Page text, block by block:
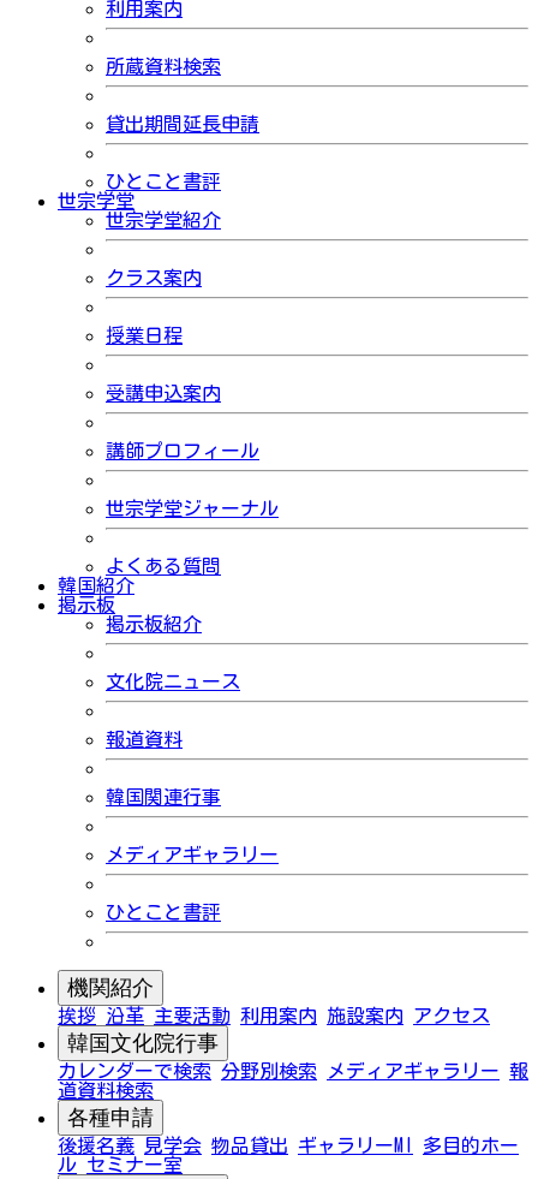
利用案内
所蔵資料検索
貸出期間延長申請
ひとこと書評
世宗学堂
世宗学堂紹介
クラス案内
授業日程
受講申込案内
講師プロフィール
世宗学堂ジャーナル
よくある質問
韓国紹介
掲示板
掲示板紹介
文化院ニュース
報道資料
韓国関連行事
メディアギャラリー
ひとこと書評
機関紹介
挨拶 沿革 主要活動 利用案内 施設案内 アクセス
韓国文化院行事
カレンダーで検索 分野別検索 メディアギャラリー 報
道資料検索
各種申請
後援名義 見学会 物品貸出 ギャラリーMI
多目的ホー
ル セミナー室